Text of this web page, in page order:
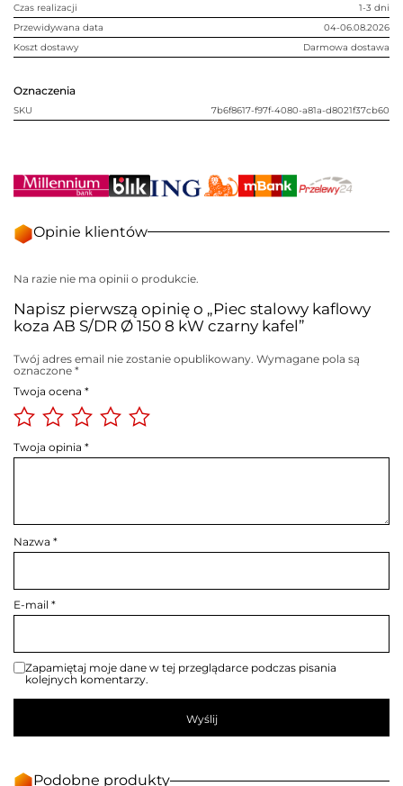
Czas realizacji
1-3 dni
Przewidywana data
04-06.08.2026
Koszt dostawy
Darmowa dostawa
Oznaczenia
SKU 7b6f8617-f97f-4080-a81a-d8021f37cb60
czarny
kafel
Opinie klientów
Na razie nie ma opinii o produkcie.
Napisz pierwszą opinię o „Piec stalowy kaflowy
koza AB S/DR Ø 150 8 kW czarny kafel”
Twój adres email nie zostanie opublikowany. Wymagane pola są
oznaczone *
Twoja ocena *
Twoja opinia *
Nazwa *
E-mail *
Zapamiętaj moje dane w tej przeglądarce podczas pisania
kolejnych komentarzy.
Podobne produkty